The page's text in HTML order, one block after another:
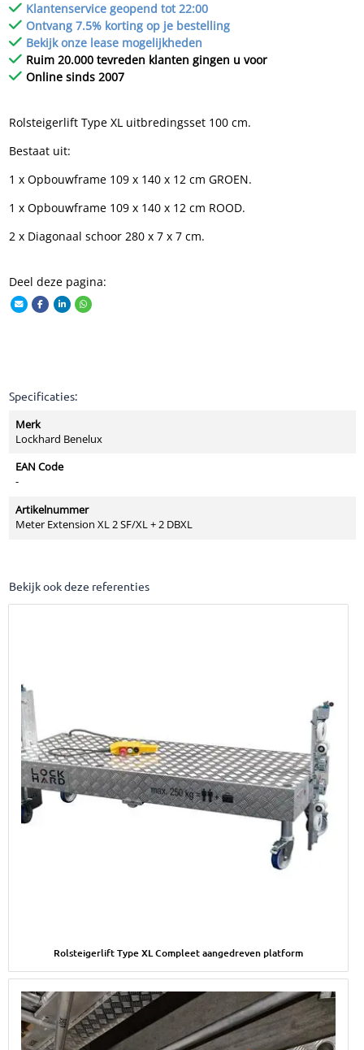
Klantenservice geopend tot 22:00
Ontvang 7.5% korting op je bestelling
Bekijk onze lease mogelijkheden
Ruim 20.000 tevreden klanten gingen u voor
Online sinds 2007
Rolsteigerlift Type XL uitbredingsset 100 cm.
Bestaat uit:
1 x Opbouwframe 109 x 140 x 12 cm GROEN.
1 x Opbouwframe 109 x 140 x 12 cm ROOD.
2 x Diagonaal schoor 280 x 7 x 7 cm.
Deel deze pagina:
Specificaties:
Merk
Lockhard Benelux
EAN Code
-
Artikelnummer
Meter Extension XL 2 SF/XL + 2 DBXL
Bekijk ook deze referenties
Rolsteigerlift Type XL Compleet aangedreven platform